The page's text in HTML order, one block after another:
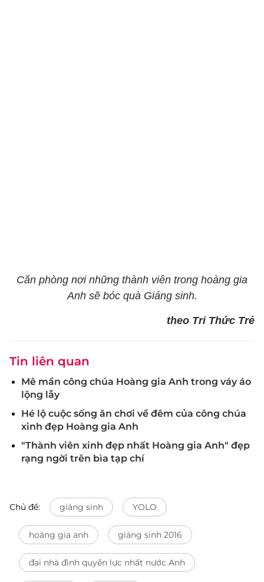
Căn phòng nơi những thành viên trong hoàng gia
Anh sẽ bóc quà Giáng sinh.
theo Tri Thức Trẻ
Tin liên quan
Mê mẩn công chúa Hoàng gia Anh trong váy áo
lộng lẫy
Hé lộ cuộc sống ăn chơi về đêm của công chúa
xinh đẹp Hoàng gia Anh
"Thành viên xinh đẹp nhất Hoàng gia Anh" đẹp
rạng ngời trên bìa tạp chí
Chủ đề: giáng sinh YOLO
hoàng gia anh giáng sinh 2016
đại nhà đình quyền lực nhất nước Anh